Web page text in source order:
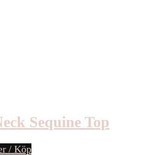
Sequine Top
/ Köp